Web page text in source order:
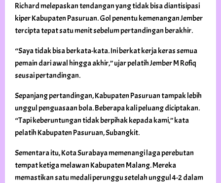
Richard melepaskan tendangan yang tidak bisa diantisipasi
kiper Kabupaten Pasuruan. Gol penentu kemenangan Jember
tercipta tepat satu menit sebelum pertandingan berakhir.
“Saya tidak bisa berkata-kata. Ini berkat kerja keras semua
pemain dari awal hingga akhir,” ujar pelatih Jember M Rofiq
seusai pertandingan.
Sepanjang pertandingan, Kabupaten Pasuruan tampak lebih
unggul penguasaan bola. Beberapa kali peluang diciptakan.
“Tapi keberuntungan tidak berpihak kepada kami,” kata
pelatih Kabupaten Pasuruan, Subangkit.
Sementara itu, Kota Surabaya memenangi laga perebutan
tempat ketiga melawan Kabupaten Malang. Mereka
memastikan satu medali perunggu setelah unggul 4-2 dalam